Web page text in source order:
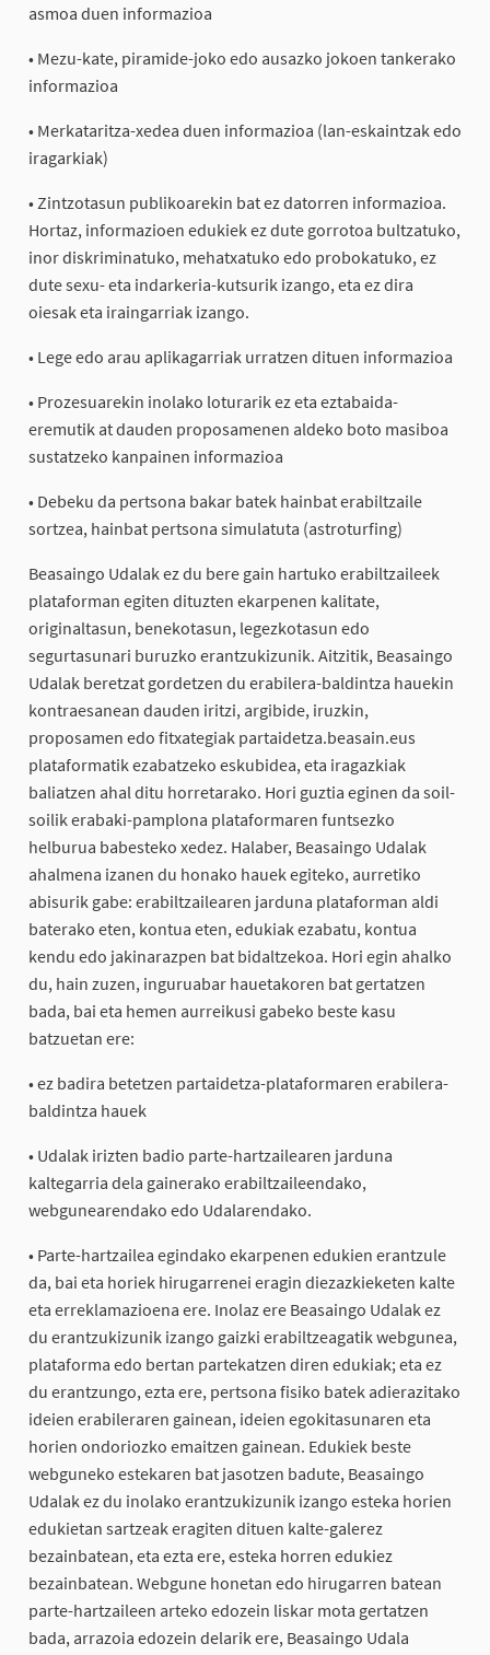
asmoa duen informazioa
• Mezu-kate, piramide-joko edo ausazko jokoen tankerako
informazioa
• Merkataritza-xedea duen informazioa (lan-eskaintzak edo
iragarkiak)
• Zintzotasun publikoarekin bat ez datorren informazioa.
Hortaz, informazioen edukiek ez dute gorrotoa bultzatuko,
inor diskriminatuko, mehatxatuko edo probokatuko, ez
dute sexu- eta indarkeria-kutsurik izango, eta ez dira
oiesak eta iraingarriak izango.
• Lege edo arau aplikagarriak urratzen dituen informazioa
• Prozesuarekin inolako loturarik ez eta eztabaida-
eremutik at dauden proposamenen aldeko boto masiboa
sustatzeko kanpainen informazioa
• Debeku da pertsona bakar batek hainbat erabiltzaile
sortzea, hainbat pertsona simulatuta (astroturfing)
Beasaingo Udalak ez du bere gain hartuko erabiltzaileek
plataforman egiten dituzten ekarpenen kalitate,
originaltasun, benekotasun, legezkotasun edo
segurtasunari buruzko erantzukizunik. Aitzitik, Beasaingo
Udalak beretzat gordetzen du erabilera-baldintza hauekin
kontraesanean dauden iritzi, argibide, iruzkin,
proposamen edo fitxategiak partaidetza.beasain.eus
plataformatik ezabatzeko eskubidea, eta iragazkiak
baliatzen ahal ditu horretarako. Hori guztia eginen da soil-
soilik erabaki-pamplona plataformaren funtsezko
helburua babesteko xedez. Halaber, Beasaingo Udalak
ahalmena izanen du honako hauek egiteko, aurretiko
abisurik gabe: erabiltzailearen jarduna plataforman aldi
baterako eten, kontua eten, edukiak ezabatu, kontua
kendu edo jakinarazpen bat bidaltzekoa. Hori egin ahalko
du, hain zuzen, inguruabar hauetakoren bat gertatzen
bada, bai eta hemen aurreikusi gabeko beste kasu
batzuetan ere:
• ez badira betetzen partaidetza-plataformaren erabilera-
baldintza hauek
• Udalak irizten badio parte-hartzailearen jarduna
kaltegarria dela gainerako erabiltzaileendako,
webgunearendako edo Udalarendako.
• Parte-hartzailea egindako ekarpenen edukien erantzule
da, bai eta horiek hirugarrenei eragin diezazkieketen kalte
eta erreklamazioena ere. Inolaz ere Beasaingo Udalak ez
du erantzukizunik izango gaizki erabiltzeagatik webgunea,
plataforma edo bertan partekatzen diren edukiak; eta ez
du erantzungo, ezta ere, pertsona fisiko batek adierazitako
ideien erabileraren gainean, ideien egokitasunaren eta
horien ondoriozko emaitzen gainean. Edukiek beste
webguneko estekaren bat jasotzen badute, Beasaingo
Udalak ez du inolako erantzukizunik izango esteka horien
edukietan sartzeak eragiten dituen kalte-galerez
bezainbatean, eta ezta ere, esteka horren edukiez
bezainbatean. Webgune honetan edo hirugarren batean
parte-hartzaileen arteko edozein liskar mota gertatzen
bada, arrazoia edozein delarik ere, Beasaingo Udala